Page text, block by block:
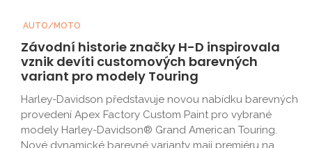
AUTO/MOTO
Závodní historie značky H-D inspirovala
vznik devíti customových barevných
variant pro modely Touring
Harley-Davidson představuje novou nabídku barevných
provedení Apex Factory Custom Paint pro vybrané
modely Harley-Davidson® Grand American Touring.
Nové dynamické barevné varianty mají premiéru na